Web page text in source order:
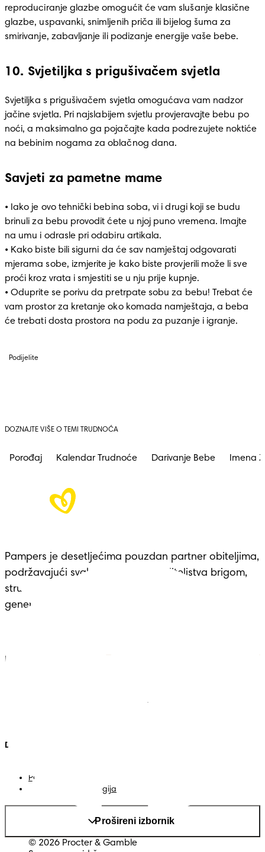
reproduciranje glazbe omogućit će vam slušanje klasične
glazbe, uspavanki, snimljenih priča ili bijelog šuma za
smirivanje, zabavljanje ili podizanje energije vaše bebe.
10. Svjetiljka s prigušivačem svjetla
Svjetiljka s prigušivačem svjetla omogućava vam nadzor
jačine svjetla. Pri najslabijem svjetlu provjeravajte bebu po
noći, a maksimalno ga pojačajte kada podrezujete noktiće
na bebinim nogama za oblačnog dana.
Savjeti za pametne mame
• Iako je ovo tehnički bebina soba, vi i drugi koji se budu
brinuli za bebu provodit ćete u njoj puno vremena. Imajte
na umu i odrasle pri odabiru artikala.
• Kako biste bili sigurni da će sav namještaj odgovarati
mjerama sobe, izmjerite je kako biste provjerili može li sve
proći kroz vrata i smjestiti se u nju prije kupnje.
• Oduprite se porivu da pretrpate sobu za bebu! Trebat će
vam prostor za kretanje oko komada namještaja, a beba
će trebati dosta prostora na podu za puzanje i igranje.
Podijelite
DOZNAJTE VIŠE O TEMI TRUDNOĆA
Porođaj Kalendar Trudnoće Darivanje Bebe Imena
Pampers je desetljećima pouzdan partner obiteljima,
podržavajući svaku prekretnicu roditeljstva brigom,
stručnošću i udobnošću – nasljeđe koje seže
generacijama.
Pampers
Država/regija
PG web-stranica
Promijeni država/regija
Prošireni izbornik
© 2026 Procter & Gamble